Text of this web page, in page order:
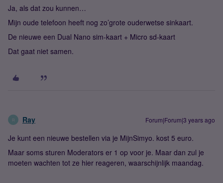
Ja, als dat zou kunnen…
Mijn oude telefoon heeft nog zo’grote ouderwetse sinkaart.
De nieuwe een Dual Nano sim-kaart + Micro sd-kaart
Dat gaat niet samen.
R Ray Forum|Forum|3 years ago
Je kunt een nieuwe bestellen via je MijnSimyo. kost 5 euro.
Maar soms sturen Moderators er 1 op voor je. Maar dan zul je
moeten wachten tot ze hier reageren, waarschijnlijk maandag.